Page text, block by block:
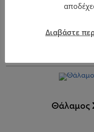
Θάλαμος
Διαβάστε